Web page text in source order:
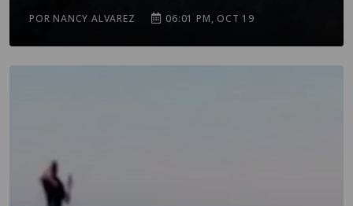
POR NANCY ALVAREZ 06:01 PM, OCT 19